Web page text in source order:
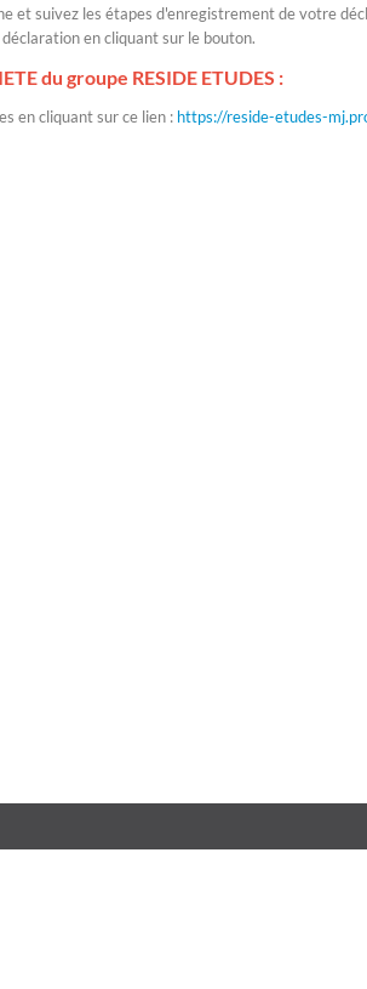
et suivez les étapes d'enregistrement de votre
en cliquant sur le bouton.
du groupe RESIDE ETUDES :
en cliquant sur ce lien : https://reside-etudes-